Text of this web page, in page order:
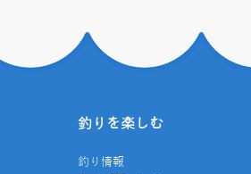
釣りを楽しむ
釣り情報